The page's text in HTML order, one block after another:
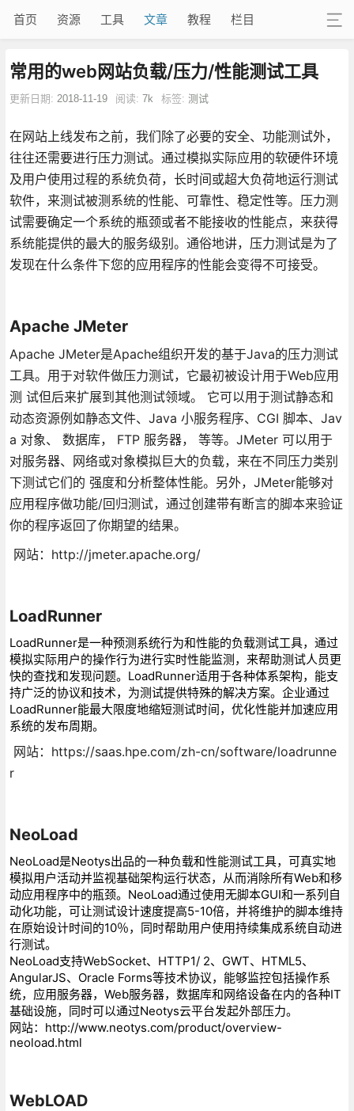
首页 资源 工具 文章 教程 栏目
常用的web网站负载/压力/性能测试工具
更新日期: 2018-11-19 阅读: 7k 标签: 测试
在网站上线发布之前，我们除了必要的安全、功能测试外，
往往还需要进行压力测试。通过模拟实际应用的软硬件环境
及用户使用过程的系统负荷，长时间或超大负荷地运行测试
软件，来测试被测系统的性能、可靠性、稳定性等。压力测
试需要确定一个系统的瓶颈或者不能接收的性能点，来获得
系统能提供的最大的服务级别。通俗地讲，压力测试是为了
发现在什么条件下您的应用程序的性能会变得不可接受。
Apache JMeter
Apache JMeter是Apache组织开发的基于Java的压力测试
工具。用于对软件做压力测试，它最初被设计用于Web应用
测 试但后来扩展到其他测试领域。 它可以用于测试静态和
动态资源例如静态文件、Java 小服务程序、CGI 脚本、Jav
a 对象、 数据库， FTP 服务器， 等等。JMeter 可以用于
对服务器、网络或对象模拟巨大的负载，来在不同压力类别
下测试它们的 强度和分析整体性能。另外，JMeter能够对
应用程序做功能/回归测试，通过创建带有断言的脚本来验证
你的程序返回了你期望的结果。
网站：http://jmeter.apache.org/
LoadRunner
LoadRunner是一种预测系统行为和性能的负载测试工具，通过
模拟实际用户的操作行为进行实时性能监测，来帮助测试人员更
快的查找和发现问题。LoadRunner适用于各种体系架构，能支
持广泛的协议和技术，为测试提供特殊的解决方案。企业通过
LoadRunner能最大限度地缩短测试时间，优化性能并加速应用
系统的发布周期。
网站：https://saas.hpe.com/zh-cn/software/loadrunne
r
NeoLoad
NeoLoad是Neotys出品的一种负载和性能测试工具，可真实地
模拟用户活动并监视基础架构运行状态，从而消除所有Web和移
动应用程序中的瓶颈。NeoLoad通过使用无脚本GUI和一系列自
动化功能，可让测试设计速度提高5-10倍，并将维护的脚本维持
在原始设计时间的10％，同时帮助用户使用持续集成系统自动进
行测试。
NeoLoad支持WebSocket、HTTP1/ 2、GWT、HTML5、
AngularJS、Oracle Forms等技术协议，能够监控包括操作系
统，应用服务器，Web服务器，数据库和网络设备在内的各种IT
基础设施，同时可以通过Neotys云平台发起外部压力。
网站：http://www.neotys.com/product/overview-
neoload.html
WebLOAD